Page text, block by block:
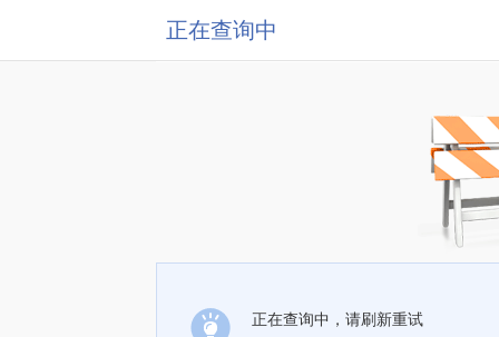
正在查询中
正在查询中，请刷新重试